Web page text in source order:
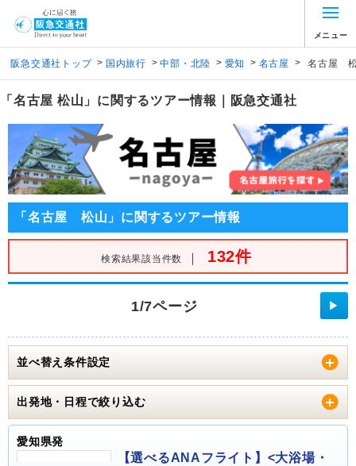
メニュー
阪急交通社トップ > 国内旅行 > 中部・北陸 > 愛知 > 名古屋 > 名古屋
「名古屋 松山」に関するツアー情報｜阪急交通社
「名古屋 松山」に関するツアー情報
検索結果該当件数 ｜ 132件
1/7ページ ▶
並べ替え条件設定
出発地・日程で絞り込む
愛知県発
【選べるANAフライト】<大浴場・